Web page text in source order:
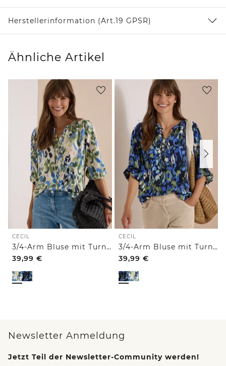
Herstellerinformation (Art.19 GPSR)
Ähnliche Artikel
CECIL
3/4-Arm Bluse mit Turn-Up und Print
39,99 €
CECIL
3/4-Arm Bluse mit Turn-Up und Print
39,99 €
Newsletter Anmeldung
Jetzt Teil der Newsletter-Community werden!